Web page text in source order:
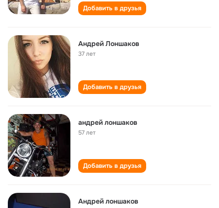
Добавить в друзья
Андрей Лоншаков
37 лет
Добавить в друзья
андрей лоншаков
57 лет
Добавить в друзья
Андрей лоншаков